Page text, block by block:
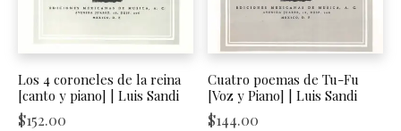
Los 4 coroneles de la reina
[canto y piano] | Luis Sandi
$152.00
Cuatro poemas de Tu-Fu
[Voz y Piano] | Luis Sandi
$144.00